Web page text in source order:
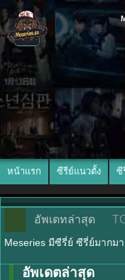
หน้าแรก ซีรีย์แนวตั้ง ซี
อัพเดทล่าสุด
Meseries มีซีรี่ย์ ซีรี่ย์มากม
อัพเดตล่าสุด
พากย์ไทย